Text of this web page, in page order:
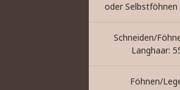
oder Selbstföhnen
Schneiden/
Langhaar:
Föhnen/